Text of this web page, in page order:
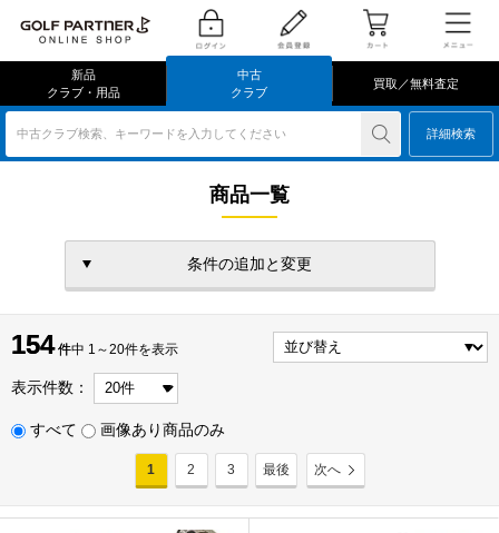
新品
クラブ・用品
中古
クラブ
買取／無料査定
中古クラブ検索、キーワードを入力してください 詳細検索
商品一覧
条件の追加と変更
154 件
154 件中 1～20件を表示
表示件数：
すべて 画像あり商品のみ
1 2 3 最後 次へ